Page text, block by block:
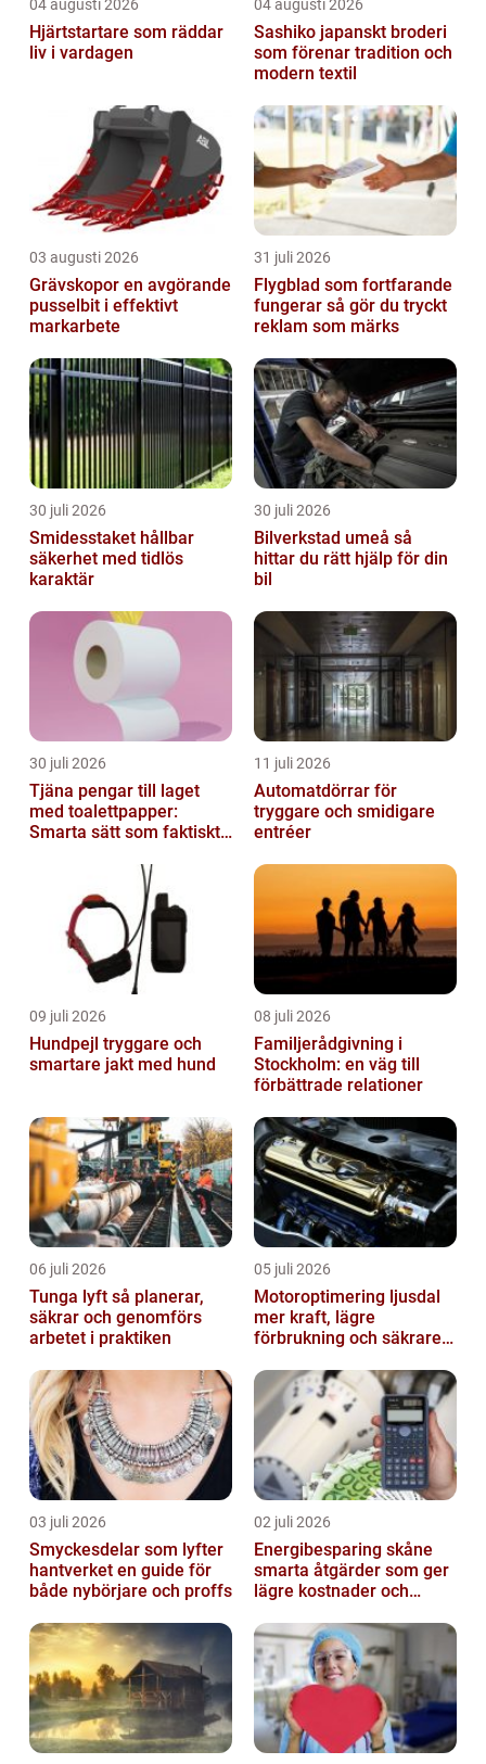
04 augusti 2026
Hjärtstartare som räddar
liv i vardagen
04 augusti 2026
Sashiko japanskt broderi
som förenar tradition och
modern textil
03 augusti 2026
Grävskopor en avgörande
pusselbit i effektivt
markarbete
31 juli 2026
Flygblad som fortfarande
fungerar så gör du tryckt
reklam som märks
30 juli 2026
Smidesstaket hållbar
säkerhet med tidlös
karaktär
30 juli 2026
Bilverkstad umeå så
hittar du rätt hjälp för din
bil
30 juli 2026
Tjäna pengar till laget
med toalettpapper:
Smarta sätt som faktiskt
11 juli 2026
Automatdörrar för
tryggare och smidigare
entréer
09 juli 2026
Hundpejl tryggare och
smartare jakt med hund
08 juli 2026
Familjerådgivning i
Stockholm: en väg till
förbättrade relationer
06 juli 2026
Tunga lyft så planerar,
säkrar och genomförs
arbetet i praktiken
05 juli 2026
Motoroptimering ljusdal
mer kraft, lägre
förbrukning och säkrare
03 juli 2026
Smyckesdelar som lyfter
hantverket en guide för
både nybörjare och proffs
02 juli 2026
Energibesparing skåne
smarta åtgärder som ger
lägre kostnader och